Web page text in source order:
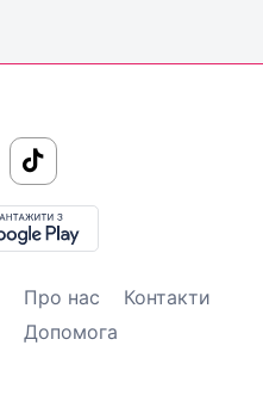
Про нас
Контакти
Допомога